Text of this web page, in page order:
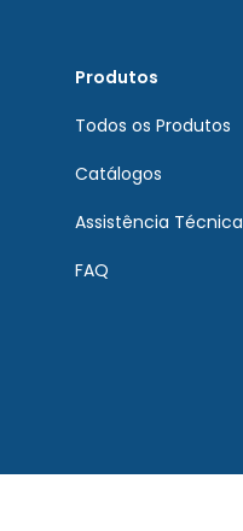
Produtos
Todos os Produtos
Catálogos
Assistência Técnica
FAQ